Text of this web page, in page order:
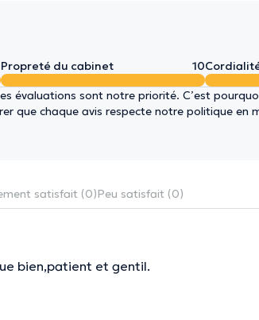
Propreté du cabinet 10
évaluations sont notre priorité. C’est
que chaque avis respecte notre politique en
satisfait (0)Peu satisfait (0)
bien,patient et gentil.